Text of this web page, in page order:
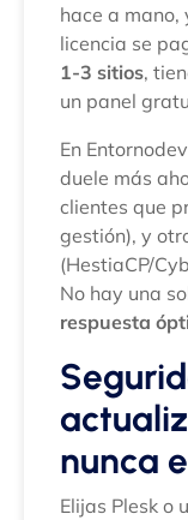
hace a
licencia se
1-3 sitios,
un panel
En
duele más
clientes que
gestión), y
(HestiaCP/
No hay una
respuesta
nunca
Elijas Plesk o